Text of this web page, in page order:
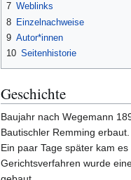
7 Weblinks
8 Einzelnachweise
9 Autor*innen
10 Seitenhistorie
Geschichte
Baujahr nach Wegemann
Bautischler Remming
Ein paar Tage später kam
Gerichtsverfahren wurde